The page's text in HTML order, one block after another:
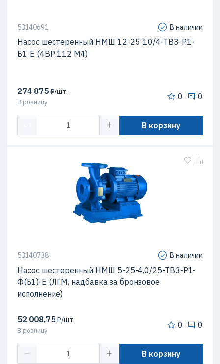
53140691 В наличии
Насос шестеренный НМШ 12-25-10/4-ТВ3-Р1-
Б1-Е (4ВР 112 М4)
274 875₽/шт.
В розницу
0 0
В корзину
53140738 В наличии
Насос шестеренный НМШ 5-25-4,0/25-ТВ3-Р1-
Ф(Б1)-Е (ЛГМ, надбавка за бронзовое
исполнение)
52 008,75₽/шт.
В розницу
0 0
В корзину